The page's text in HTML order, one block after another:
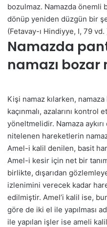
bozulmaz. Namazda önemli
dönüp yeniden düzgün bir
(Fetavay-ı Hindiyye, I, 79 vd.
Namazda
namazı bozar
Kişi namaz kılarken,
kaçınmalı, azalarını kontrol
yöneltmelidir. Namaza
nitelenen hareketlerin
Amel-i kalil denilen, basit
Amel-i kesir için net bir
birlikte, dışarıdan
izlenimini verecek kadar
edilmiştir. Amel’i kalil ise,
göre de iki el ile yapılması
ile yapılan işler ise ameli